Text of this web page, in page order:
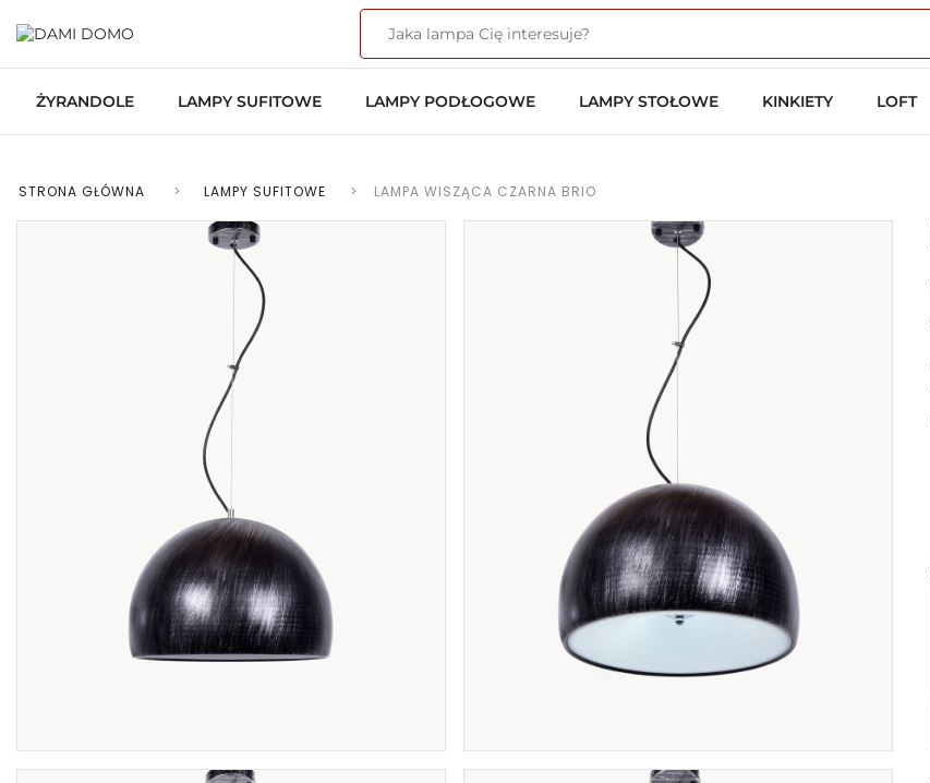
ŻYRANDOLE LAMPY SUFITOWE LAMPY PODŁOGOWE LAMPY STOŁOWE KINKIETY LOFT
STRONA GŁÓWNA > LAMPY SUFITOWE > LAMPA WISZĄCA CZARNA BRIO